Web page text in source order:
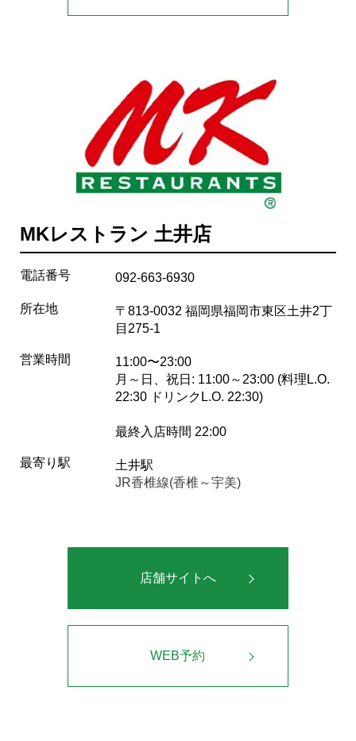
MKレストラン 土井店
電話番号 092-663-6930
所在地
〒813-0032 福岡県福岡市東区土井2丁
目275-1
営業時間
11:00〜23:00
月～日、祝日: 11:00～23:00 (料理L.O.
22:30 ドリンクL.O. 22:30)
最終入店時間 22:00
最寄り駅
土井駅
JR香椎線(香椎～宇美)
店舗サイトへ
WEB予約